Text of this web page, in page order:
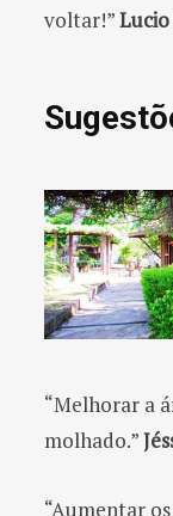
voltar!”
“Melhorar a
molhado.”
“Aumentar